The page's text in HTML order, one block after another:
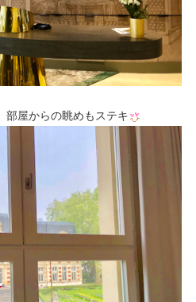
部屋からの眺めもステキ